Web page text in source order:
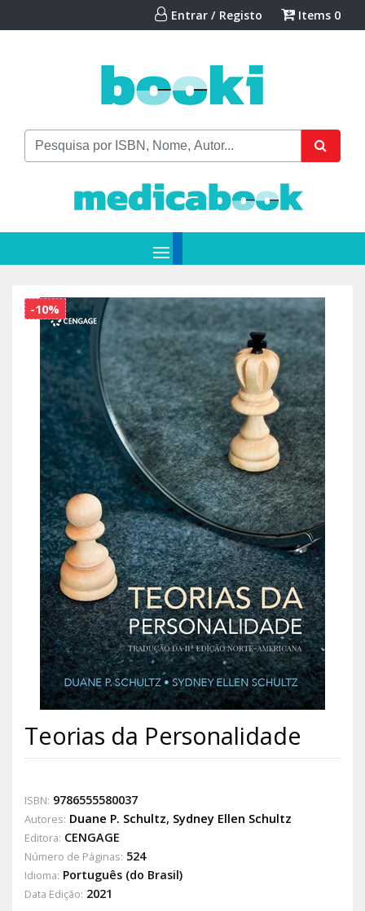
Entrar / Registo Items 0
-10%
Teorias da Personalidade
ISBN: 9786555580037
Autores: Duane P. Schultz, Sydney Ellen Schultz
Editora: CENGAGE
Número de Páginas: 524
Idioma: Português (do Brasil)
Data Edição: 2021